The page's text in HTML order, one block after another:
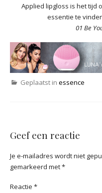
Applied lipgloss is het tijd
essentie te
01 Be
Geplaatst in essence
Geef een reactie
Je e-mailadres wordt niet
gemarkeerd met*
Reactie *